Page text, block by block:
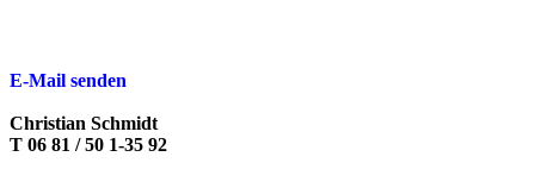
E-Mail senden
Christian Schmidt
T 06 81 / 50 1-35 92